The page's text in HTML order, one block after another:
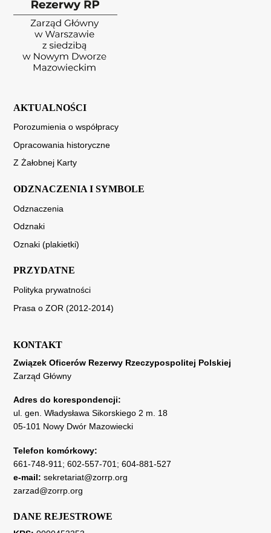
AKTUALNOŚCI
Porozumienia o współpracy
Opracowania historyczne
Z Żałobnej Karty
ODZNACZENIA I SYMBOLE
Odznaczenia
Odznaki
Oznaki (plakietki)
PRZYDATNE
Polityka prywatności
Prasa o ZOR (2012-2014)
KONTAKT
Związek Oficerów Rezerwy Rzeczypospolitej Polskiej
Zarząd Główny
Adres do korespondencji:
ul. gen. Władysława Sikorskiego 2 m. 18
05-101 Nowy Dwór Mazowiecki
Telefon komórkowy:
661-748-911 ; 602-557-701 ; 604-881-527
e-mail: sekretariat@zorrp.org
zarzad@zorrp.org
DANE REJESTROWE